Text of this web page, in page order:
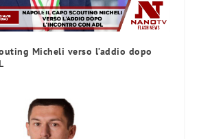
Micheli verso l’addio dopo